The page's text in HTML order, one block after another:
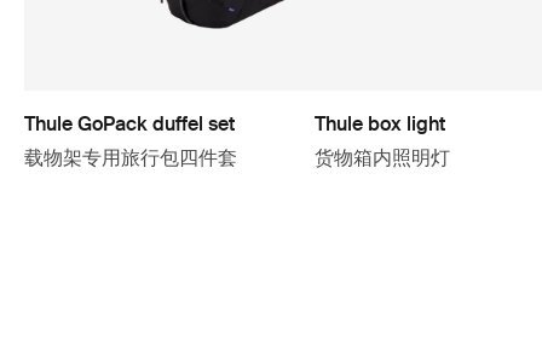
Thule GoPack duffel set
载物架专用旅行包四件套
Thule box light
货物箱内照明灯